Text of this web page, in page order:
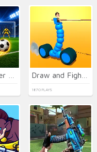
1870 PLAYS